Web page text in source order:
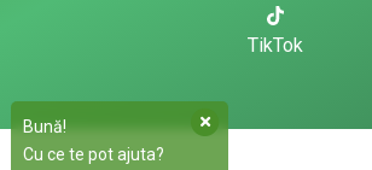
TikTok
Bună!
Cu ce te pot ajuta?